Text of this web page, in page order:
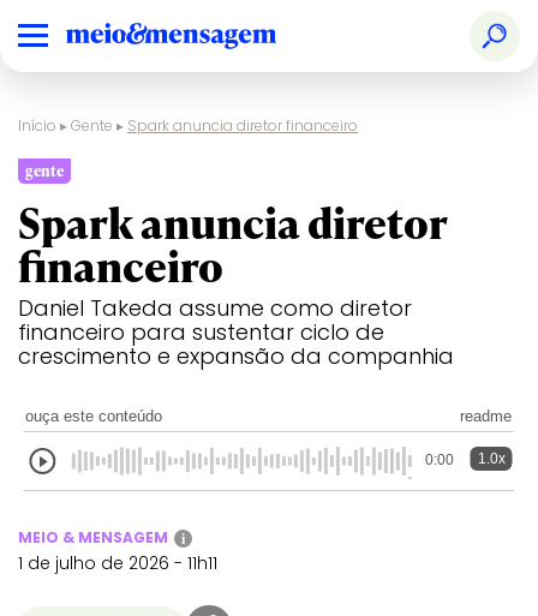
Início ▸Gente ▸ Spark anuncia diretor financeiro
gente
Spark anuncia diretor
financeiro
Daniel Takeda assume como diretor
financeiro para sustentar ciclo de
crescimento e expansão da companhia
ouça este conteúdo readme
0:00 1.0x
MEIO & MENSAGEM i
1 de julho de 2026 - 11h11